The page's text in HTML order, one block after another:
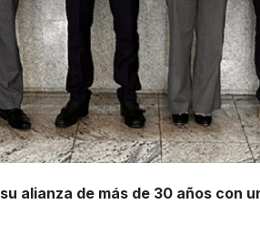
alianza de más de 30 años con